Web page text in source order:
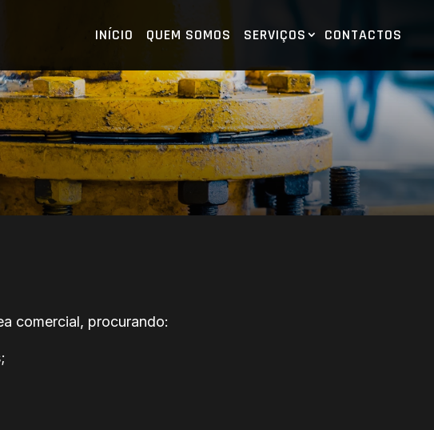
INÍCIO QUEM SOMOS SERVIÇOS CONTACTOS
comercial, procurando: